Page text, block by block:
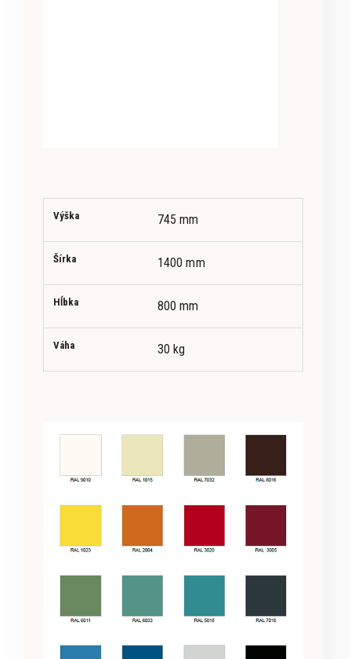
Výška 745 mm
Šírka 1400 mm
Hĺbka 800 mm
Váha 30 kg